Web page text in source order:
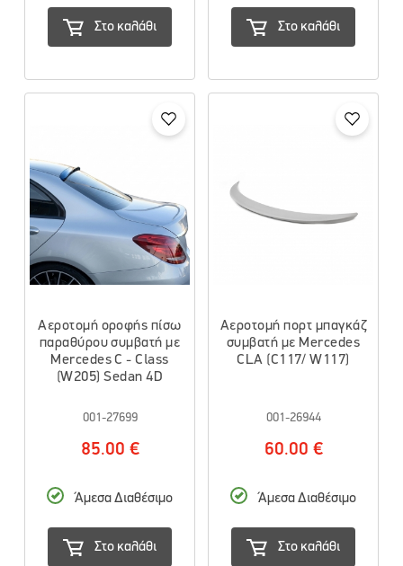
Στο καλάθι Στο καλάθι
Αεροτομή οροφής πίσω
παραθύρου συμβατή με
Mercedes C - Class
(W205) Sedan 4D
001-27699
85.00 €
Άμεσα Διαθέσιμο
Στο καλάθι
Αεροτομή πορτ μπαγκάζ
συμβατή με Mercedes
CLA (C117/ W117)
001-26944
60.00 €
Άμεσα Διαθέσιμο
Στο καλάθι